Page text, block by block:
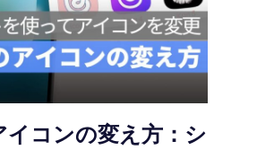
コンの変え方：シ